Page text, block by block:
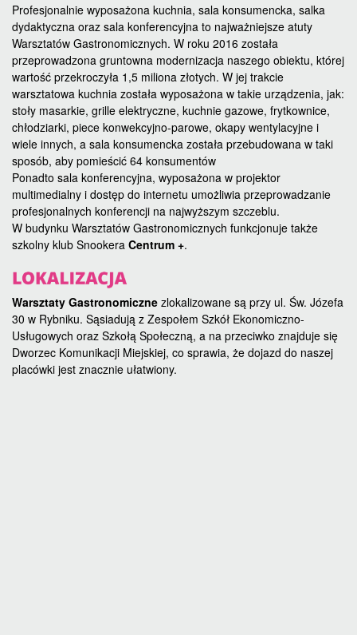
Profesjonalnie wyposażona kuchnia, sala konsumencka, salka
dydaktyczna oraz sala konferencyjna to najważniejsze atuty
Warsztatów Gastronomicznych. W roku 2016 została
przeprowadzona gruntowna modernizacja naszego obiektu, której
wartość przekroczyła 1,5 miliona złotych. W jej trakcie
warsztatowa kuchnia została wyposażona w takie urządzenia, jak:
stoły masarkie, grille elektryczne, kuchnie gazowe, frytkownice,
chłodziarki, piece konwekcyjno-parowe, okapy wentylacyjne i
wiele innych, a sala konsumencka została przebudowana w taki
sposób, aby pomieścić 64 konsumentów
Ponadto sala konferencyjna, wyposażona w projektor
multimedialny i dostęp do internetu umożliwia przeprowadzanie
profesjonalnych konferencji na najwyższym szczeblu.
W budynku Warsztatów Gastronomicznych funkcjonuje także
szkolny klub Snookera Centrum +.
Warsztaty Gastronomiczne zlokalizowane są przy ul. Św. Józefa
30 w Rybniku. Sąsiadują z Zespołem Szkół Ekonomiczno-
Usługowych oraz Szkołą Społeczną, a na przeciwko znajduje się
Dworzec Komunikacji Miejskiej, co sprawia, że dojazd do naszej
placówki jest znacznie ułatwiony.